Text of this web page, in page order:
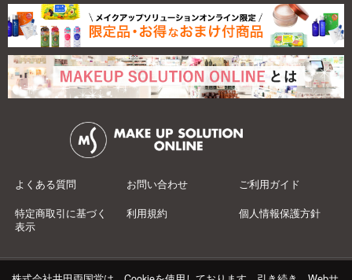
よくある質問 お問い合わせ ご利用ガイド
特定商取引に基づく
表示
利用規約 個人情報保護方針